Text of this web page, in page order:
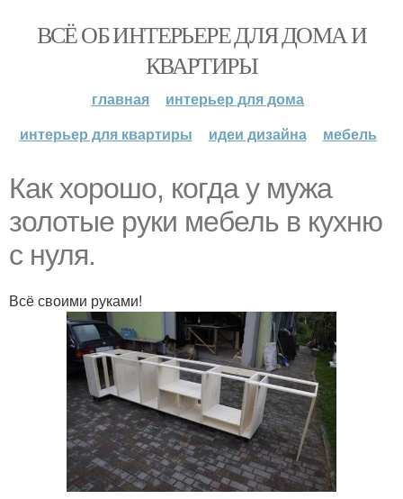
ВСЁ ОБ ИНТЕРЬЕРЕ ДЛЯ ДОМА И
КВАРТИРЫ
главная
интерьер для дома
интерьер для квартиры
идеи дизайна мебель
Как хорошо, когда у мужа
золотые руки мебель в кухню
с нуля.
Всё своими руками!